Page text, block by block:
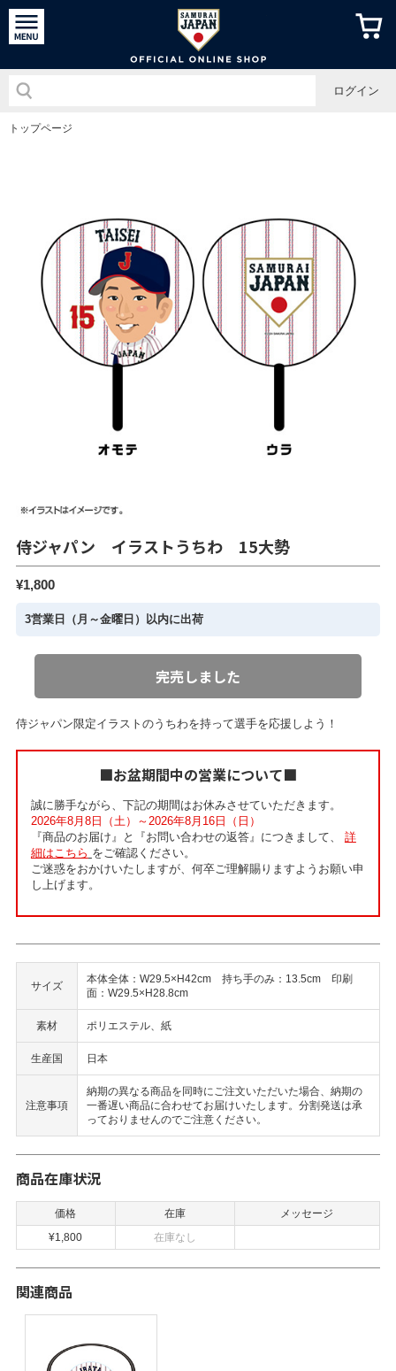
侍ジャパ
ログイン
トップページ
侍ジャパン イラストうちわ 15大勢
¥1,800
3営業日（月～金曜日）以内に出荷
完売しました
侍ジャパン限定イラストのうちわを持って選手を応援しよう！
■お盆期間中の営業について■
誠に勝手ながら、下記の期間はお休みさせていただきます。
2026年8月8日（土）～2026年8月16日（日）
『商品のお届け』と『お問い合わせの返答』につきまして、 詳
細はこちら をご確認ください。
ご迷惑をおかけいたしますが、何卒ご理解賜りますようお願い申
し上げます。
サイズ
本体全体：W29.5×H42cm 持ち手のみ：13.5cm 印刷
面：W29.5×H28.8cm
素材 ポリエステル、紙
生産国 日本
注意事項
納期の異なる商品を同時にご注文いただいた場合、納期の
一番遅い商品に合わせてお届けいたします。分割発送は承
っておりませんのでご注意ください。
商品在庫状況
価格 在庫
メッセージ
¥1,800
在庫なし
関連商品